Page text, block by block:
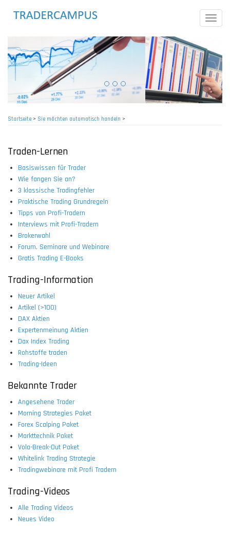
Toggle
Startseite> Sie möchten automatisch handeln >
Traden-Lernen
Basiswissen für Trader
Wie fangen Sie an?
3 klassische Tradingfehler
Praktische Trading Grundregeln
Tipps von Profi-Tradern
Interviews mit Profi-Tradern
Brokerwahl
Forum, Seminare und Webinare
Gratis Trading E-Books
Trading-Information
Neuer Artikel
Artikel (>100)
DAX Aktien
Expertenmeinung Aktien
Dax Index Trading
Rohstoffe traden
Trading-Ideen
Bekannte Trader
Angesehene Trader
Morning Strategies Paket
Forex Scalping Paket
Markttechnik Paket
Vola-Break-Out Paket
Whitelink Trading Strategie
Tradingwebinare mit Profi Tradern
Trading-Videos
Alle Trading Videos
Neues Video